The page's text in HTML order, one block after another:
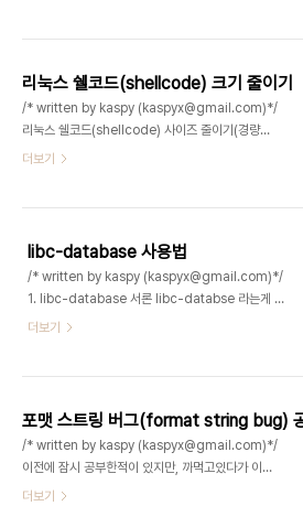
exploit 할수있다. 여기서 gadget이란 바이너리..
및 22바이트로 나름 경량화하였다. 사용법은
export 명령어를 사용하여 에그쉘을 환경변수로 등
록하고 getenv 함수를 통하여 에그쉘의 주소를 얻
어온후, 프로그램의 ret 주소를 getenv 함수의 주
소로 변경한다. 끗 shellcode 1 - 25
kaspyx=`python -c 'print "\x90"*10000..
리눅스 쉘코드(shellcode) 크기 줄이기
/* written by kaspy (kaspyx@gmail.com)*/
리눅스 쉘코드(shellcode) 사이즈 줄이기(경량화)
는 해커들 사이에서도 많이 연구되는 문제로, 얼마나
트로 알고있는데 쉘코드 사이즈 줄이는 간략한 방법
을 소개하도록 하겠다. 우선 내가 이전에 작성한 쉘코
드의 사이즈는 25바이트로 아래와 같다. char
buf[]
더보기
libc-database 사용법
/* written by kaspy (kaspyx@gmail.com)*/
1. libc-database 서론 libc-databse 라는게 무
엇이냐하면, 주로 해킹대회에서 포너블(pwnable)
다. 다운로드는 아래 URL에서 다운받을수 있다.
https://github.com/niklasb/libc-database
일반적으로 요즘 linux 시스템은 대부분 ASLR을 적
용하여 사용되고있는데, 그래서 매번 실행될때마다
함수의 주소가 랜덤하게 바뀌며 그 오차도 꽤큰편이
더보기
/* written by kaspy (kaspyx@gmail.com)*/
이전에 잠시 공부한적이 있지만, 까먹고있다가 이참
에 공부해서 정리하게되었다. 포맷 스트링 버그 취약
더보기